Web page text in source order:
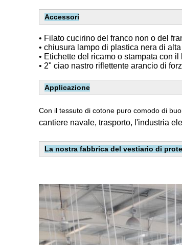
Accessori
• Filato cucirino del franco non o del
• chiusura lampo di plastica nera di
• Etichette del ricamo o stampata con il
• 2" ciao nastro riflettente arancio di
Applicazione
Con il tessuto di cotone puro comodo di
cantiere navale, trasporto, l'industria
La nostra fabbrica del vestiario di